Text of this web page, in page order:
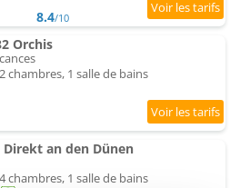
8.4/10
Orchis
chambres, 1 salle de bains
Direkt an den Dünen
chambres, 1 salle de bains